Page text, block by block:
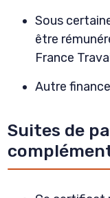
Sous
être
France
Autre
Suites de